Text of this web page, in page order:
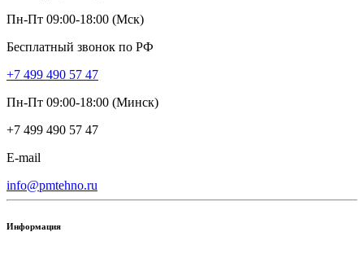
Пн-Пт 09:00-18:00 (Мск)
Бесплатный звонок по РФ
+7 499 490 57 47
Пн-Пт 09:00-18:00 (Минск)
+7 499 490 57 47
E-mail
info@pmtehno.ru
Информация